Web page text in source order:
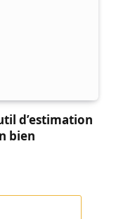
d’estimation
bien